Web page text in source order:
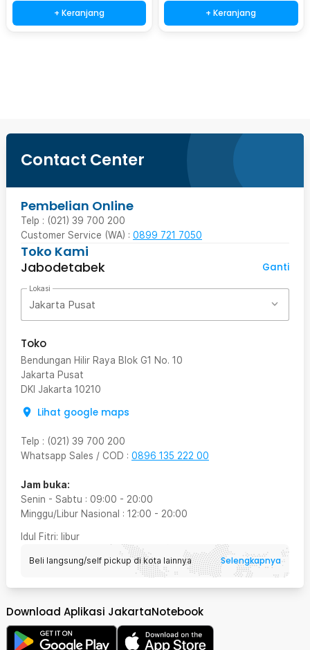
+ Keranjang + Keranjang
Contact Center
Pembelian Online
Telp : (021) 39 700 200
Customer Service (WA) : 0899 721 7050
Toko Kami
Jabodetabek
Ganti
Lokasi
Jakarta Pusat
Toko
Bendungan Hilir Raya Blok G1 No. 10
Jakarta Pusat
DKI Jakarta 10210
Lihat google maps
Telp : (021) 39 700 200
Whatsapp Sales / COD : 0896 135 222 00
Jam buka:
Senin - Sabtu : 09:00 - 20:00
Minggu/Libur Nasional : 12:00 - 20:00
Idul Fitri: libur
Beli langsung/self pickup di kota lainnya Selengkapnya
Download Aplikasi JakartaNotebook